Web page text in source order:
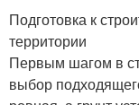
Подготовка к
территории
Первым шагом в
выбор